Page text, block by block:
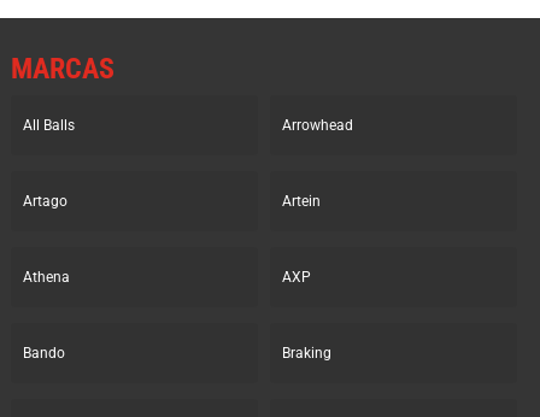
MARCAS
All Balls Arrowhead
Artago Artein
Athena AXP
Bando Braking